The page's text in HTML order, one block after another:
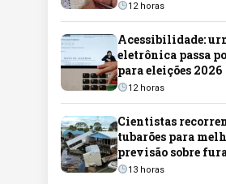
12 horas
Acessibilidade:
eletrônica passa
para eleições 2026
12 horas
Cientistas
tubarões para
previsão sobre
13 horas